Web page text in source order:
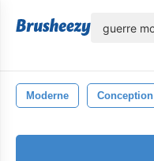
Moderne Conception